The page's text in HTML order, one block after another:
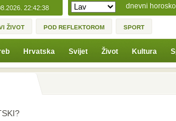
22:42:38 dnevni
ŽIVOT POD REFLEKTOROM SPORT
Hrvatska Svijet Život Kultura